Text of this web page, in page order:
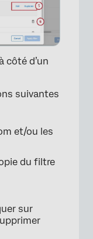
côté d’un
suivantes
et/ou les
du filtre
sur